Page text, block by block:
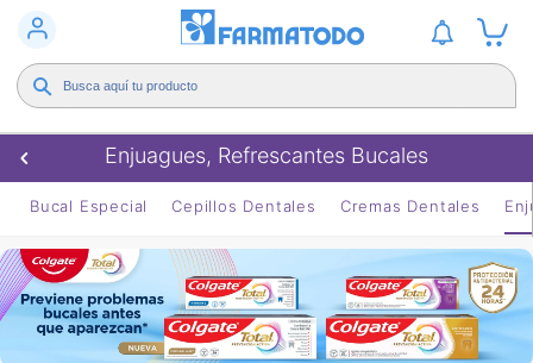
Enjuagues, Refrescantes Bucales
Bucal Especial Cepillos Dentales Cremas Dentales